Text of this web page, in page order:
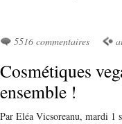
5516 commentaires
Cosmétiques
ensemble !
Par Eléa Vicsoreanu, mardi 1